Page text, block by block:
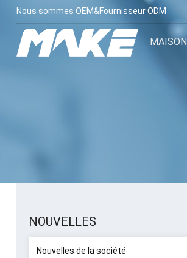
Nous sommes OEM&Fournisseur ODM
MAISON
NOUVELLES
Nouvelles de la société